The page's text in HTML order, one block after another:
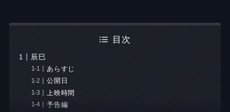
目次
辰巳
あらすじ
公開日
上映時間
予告編